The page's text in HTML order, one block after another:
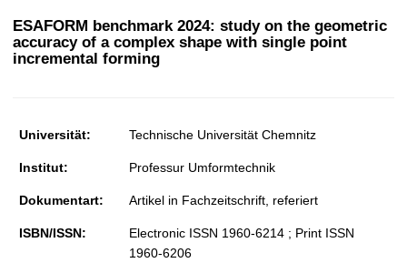
ESAFORM benchmark 2024: study on the geometric
accuracy of a complex shape with single point
incremental forming
Universität: Technische Universität Chemnitz
Institut: Professur Umformtechnik
Dokumentart: Artikel in Fachzeitschrift, referiert
ISBN/ISSN:
Electronic ISSN 1960-6214 ; Print ISSN
1960-6206